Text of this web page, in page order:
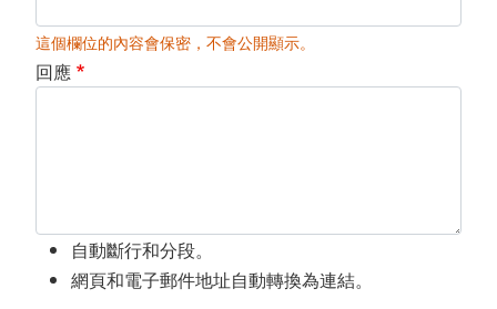
這個欄位的內容會保密，不會公開顯示。
回應
自動斷行和分段。
網頁和電子郵件地址自動轉換為連結。